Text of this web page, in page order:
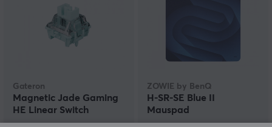
Gateron
Magnetic Jade Gaming
HE Linear Switch
ZOWIE by BenQ
H-SR-SE Blue II
Mauspad